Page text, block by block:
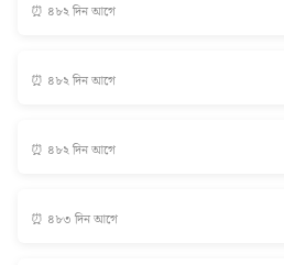
⏰ ৪৮২ দিন আগে
⏰ ৪৮২ দিন আগে
⏰ ৪৮২ দিন আগে
⏰ ৪৮৩ দিন আগে